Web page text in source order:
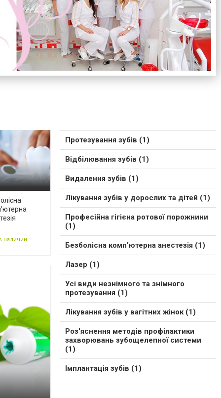
наличии
Протезування зубів (1)
Відбілювання зубів (1)
Видалення зубів (1)
Лікування зубів у дорослих та дітей (1)
Професійна гігієна ротової порожнини
(1)
Безболісна комп'ютерна анестезія (1)
Лазер (1)
Усі види незнімного та знімного
протезування (1)
Лікування зубів у вагітних жінок (1)
Роз'яснення методів профілактики
захворювань зубощелепної системи
(1)
Імплантація зубів (1)